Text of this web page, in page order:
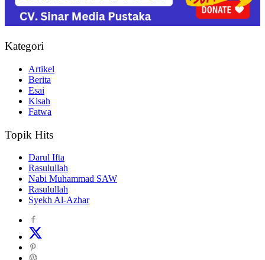
Kategori
Artikel
Berita
Esai
Kisah
Fatwa
Topik Hits
Darul Ifta
Rasulullah
Nabi Muhammad SAW
Rasulullah
Syekh Al-Azhar